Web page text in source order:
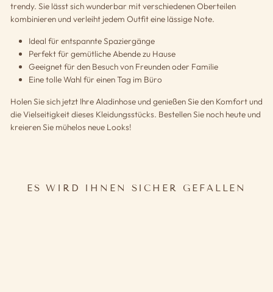
trendy. Sie lässt sich wunderbar mit verschiedenen Oberteilen
kombinieren und verleiht jedem Outfit eine lässige Note.
Ideal für entspannte Spaziergänge
Perfekt für gemütliche Abende zu Hause
Geeignet für den Besuch von Freunden oder Familie
Eine tolle Wahl für einen Tag im Büro
Holen Sie sich jetzt Ihre Aladinhose und genießen Sie den Komfort und
die Vielseitigkeit dieses Kleidungsstücks. Bestellen Sie noch heute und
kreieren Sie mühelos neue Looks!
ES WIRD IHNEN SICHER GEFALLEN